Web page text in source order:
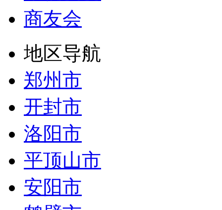
商友会
地区导航
郑州市
开封市
洛阳市
平顶山市
安阳市